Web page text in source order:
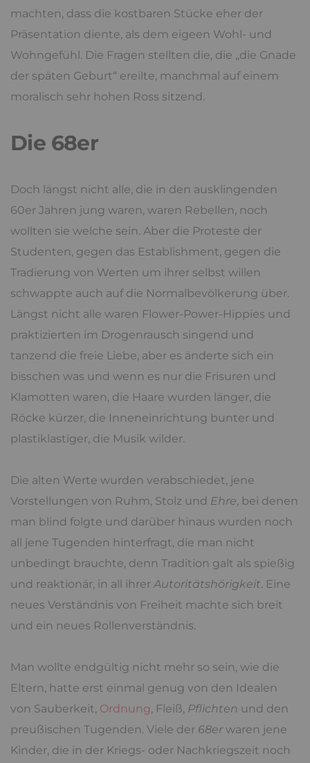
machten, dass die kostbaren Stücke eher der
Präsentation diente, als dem eigeen Wohl- und
Wohngefühl. Die Fragen stellten die, die „die Gnade
der späten Geburt“ ereilte, manchmal auf einem
moralisch sehr hohen Ross sitzend.
Die 68er
Doch längst nicht alle, die in den ausklingenden
60er Jahren jung waren, waren Rebellen, noch
wollten sie welche sein. Aber die Proteste der
Studenten, gegen das Establishment, gegen die
Tradierung von Werten um ihrer selbst willen
schwappte auch auf die Normalbevölkerung über.
Längst nicht alle waren Flower-Power-Hippies und
praktizierten im Drogenrausch singend und
tanzend die freie Liebe, aber es änderte sich ein
bisschen was und wenn es nur die Frisuren und
Klamotten waren, die Haare wurden länger, die
Röcke kürzer, die Inneneinrichtung bunter und
plastiklastiger, die Musik wilder.
Die alten Werte wurden verabschiedet, jene
Vorstellungen von Ruhm, Stolz und Ehre, bei denen
man blind folgte und darüber hinaus wurden noch
all jene Tugenden hinterfragt, die man nicht
unbedingt brauchte, denn Tradition galt als spießig
und reaktionär, in all ihrer Autoritätshörigkeit. Eine
neues Verständnis von Freiheit machte sich breit
und ein neues Rollenverständnis.
Man wollte endgültig nicht mehr so sein, wie die
Eltern, hatte erst einmal genug von den Idealen
von Sauberkeit, Ordnung, Fleiß, Pflichten und den
preußischen Tugenden. Viele der 68er waren jene
Kinder, die in der Kriegs- oder Nachkriegszeit noch